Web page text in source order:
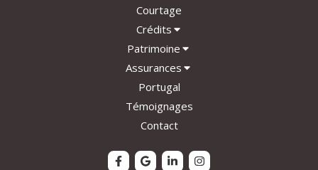
Courtage
Crédits
Patrimoine
Assurances
Portugal
Témoignages
Contact